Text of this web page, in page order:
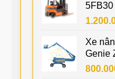
5FB30
Xe
Genie